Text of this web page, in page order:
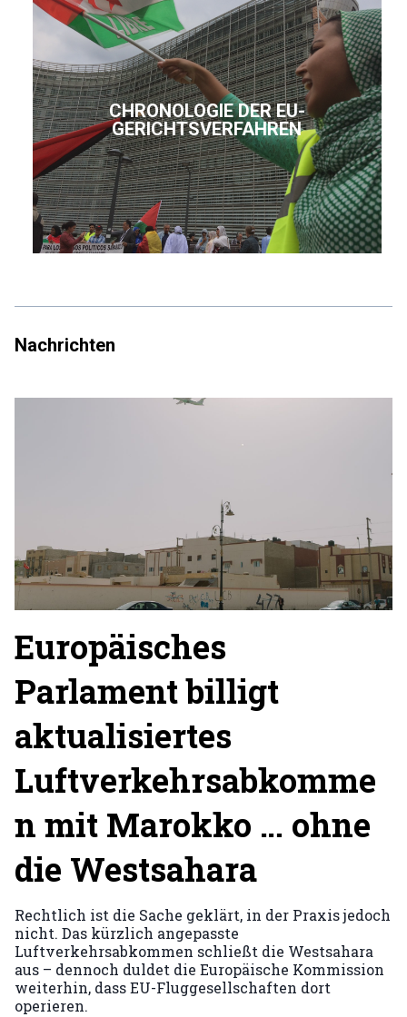
CHRONOLOGIE DER EU-
GERICHTSVERFAHREN
Nachrichten
Europäisches
Parlament billigt
aktualisiertes
Luftverkehrsabkomme
n mit Marokko … ohne
die Westsahara
Rechtlich ist die Sache geklärt, in der Praxis jedoch
nicht. Das kürzlich angepasste
Luftverkehrsabkommen schließt die Westsahara
aus – dennoch duldet die Europäische Kommission
weiterhin, dass EU-Fluggesellschaften dort
operieren.